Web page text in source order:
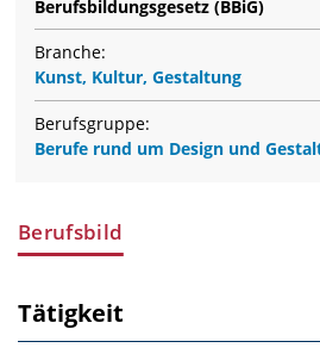
Berufsbildungsgesetz (BBiG)
Branche:
Kunst, Kultur, Gestaltung
Berufsgruppe:
Berufe rund um Design und
Berufsbild
Tätigkeit